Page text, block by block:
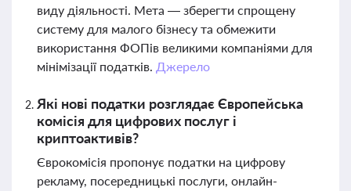
виду діяльності. Мета — зберегти спрощену
систему для малого бізнесу та обмежити
використання ФОПів великими компаніями для
мінімізації податків. Джерело
Які нові податки розглядає Європейська
комісія для цифрових послуг і
криптоактивів?
Єврокомісія пропонує податки на цифрову
рекламу, посередницькі послуги, онлайн-